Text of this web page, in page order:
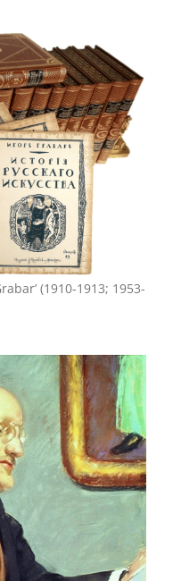
(1910-1913; 1953-